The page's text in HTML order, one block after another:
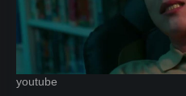
youtube